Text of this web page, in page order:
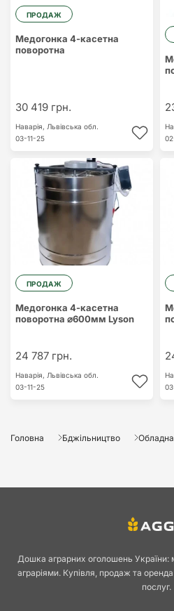
ПРОДАЖ
Медогонка 4-касетна
поворотна
30 419 грн.
Наварія, Львівська обл.
03-11-25
ПРОДАЖ
Медогонка 4-касетна
поворотна ⌀600мм Lyson
24 787 грн.
Наварія, Львівська обл.
03-11-25
Головна Бджільництво
Дошка аграрних оголошень України:
аграріями. Купівля, продаж та оренда
послуг.